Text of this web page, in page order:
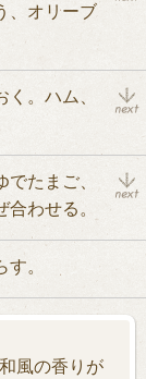
、オリーブ
。ハム、
たまご、
わせる。
。
風の香りが